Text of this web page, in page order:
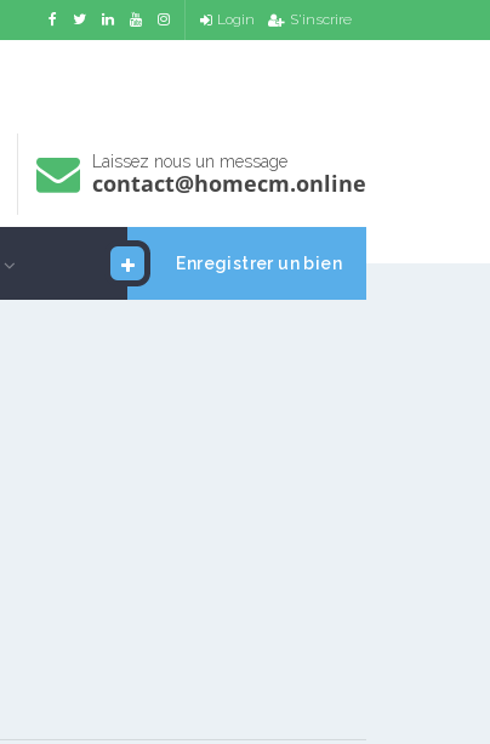
Login S'inscrire
Laissez nous un message
contact@homecm.online
Enregistrer un bien